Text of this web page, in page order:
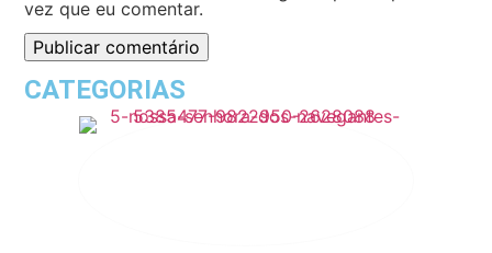
vez que eu comentar.
CATEGORIAS